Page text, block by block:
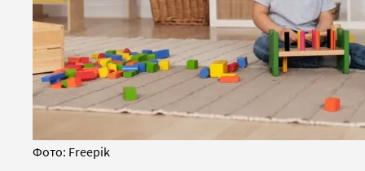
Фото: Freepik